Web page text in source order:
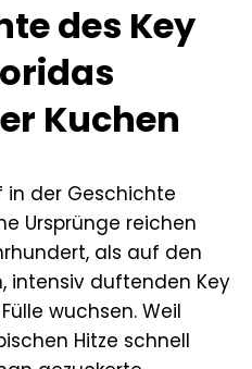
des Key
Kuchen
in der Geschichte
Ursprünge reichen
als auf den
intensiv duftenden Key
wuchsen. Weil
Hitze schnell